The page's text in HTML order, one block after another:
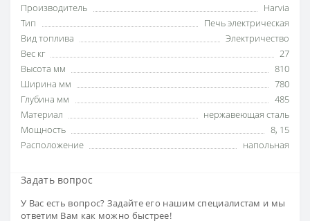
Производитель
Harvia
Тип
Печь электрическая
Вид топлива
Электричество
Вес кг
27
Высота мм
810
Ширина мм
780
Глубина мм
485
Материал
нержавеющая сталь
Мощность
8, 15
Расположение
напольная
Задать вопрос
У Вас есть вопрос? Задайте его нашим специалистам и мы
ответим Вам как можно быстрее!